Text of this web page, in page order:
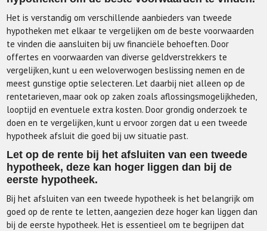
Het is verstandig om verschillende aanbieders van tweede
hypotheken met elkaar te vergelijken om de beste voorwaarden
te vinden die aansluiten bij uw financiële behoeften. Door
offertes en voorwaarden van diverse geldverstrekkers te
vergelijken, kunt u een weloverwogen beslissing nemen en de
meest gunstige optie selecteren. Let daarbij niet alleen op de
rentetarieven, maar ook op zaken zoals aflossingsmogelijkheden,
looptijd en eventuele extra kosten. Door grondig onderzoek te
doen en te vergelijken, kunt u ervoor zorgen dat u een tweede
hypotheek afsluit die goed bij uw situatie past.
Let op de rente bij het afsluiten van een tweede
hypotheek, deze kan hoger liggen dan bij de
eerste hypotheek.
Bij het afsluiten van een tweede hypotheek is het belangrijk om
goed op de rente te letten, aangezien deze hoger kan liggen dan
bij de eerste hypotheek. Het is essentieel om te begrijpen dat